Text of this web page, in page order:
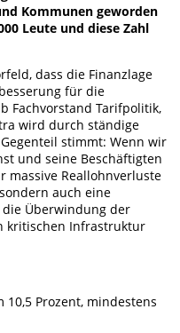
Kommunen geworden
Leute und diese Zahl
dass die Finanzlage
für die
Fachvorstand Tarifpolitik,
wird durch ständige
stimmt: Wenn wir
und seine Beschäftigten
massive Reallohnverluste
auch eine
Überwindung der
kritischen Infrastruktur
Prozent, mindestens